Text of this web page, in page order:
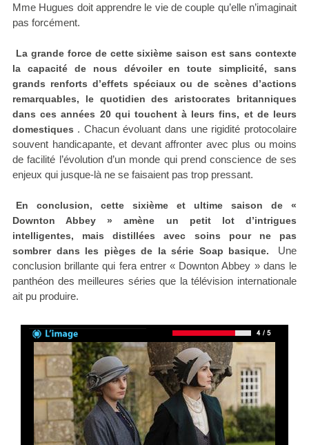
Mme Hugues doit apprendre le vie de couple qu’elle n’imaginait
pas forcément.
La grande force de cette sixième saison est sans contexte
la capacité de nous dévoiler en toute simplicité, sans
grands renforts d’effets spéciaux ou de scènes d’actions
remarquables, le quotidien des aristocrates britanniques
dans ces années 20 qui touchent à leurs fins, et de leurs
domestiques . Chacun évoluant dans une rigidité protocolaire
souvent handicapante, et devant affronter avec plus ou moins
de facilité l’évolution d’un monde qui prend conscience de ses
enjeux qui jusque-là ne se faisaient pas trop pressant.
En conclusion, cette sixième et ultime saison de «
Downton Abbey » amène un petit lot d’intrigues
intelligentes, mais distillées avec soins pour ne pas
sombrer dans les pièges de la série Soap basique.
Une
conclusion brillante qui fera entrer « Downton Abbey » dans le
panthéon des meilleures séries que la télévision internationale
ait pu produire.